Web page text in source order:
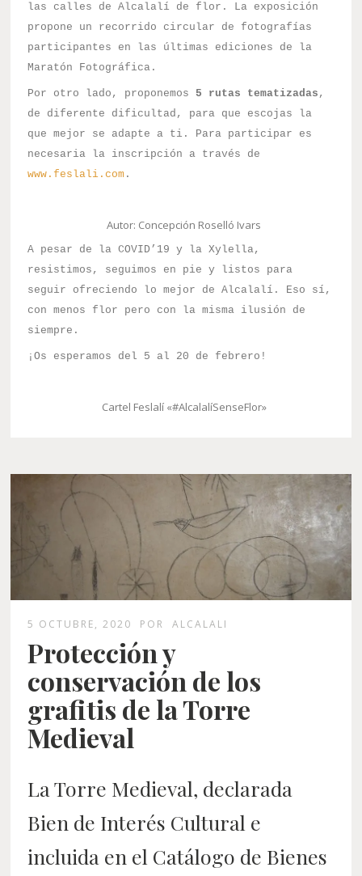
las calles de Alcalalí de flor. La exposición
propone un recorrido circular de fotografías
participantes en las últimas ediciones de la
Maratón Fotográfica.
Por otro lado, proponemos5 rutas tematizadas ,
de diferente dificultad, para que escojas la
que mejor se adapte a ti. Para participar es
necesaria la inscripción a través de
www.feslali.com .
Autor: Concepción Roselló Ivars
A pesar de la COVID’19 y la Xylella,
resistimos, seguimos en pie y listos para
seguir ofreciendo lo mejor de Alcalalí. Eso sí,
con menos flor pero con la misma ilusión de
siempre.
¡Os esperamos del 5 al 20 de febrero!
Cartel Feslalí «#AlcalalíSenseFlor»
5 OCTUBRE, 2020 POR ALCALALI
Protección y
conservación de los
grafitis de la Torre
Medieval
La Torre Medieval, declarada
Bien de Interés Cultural e
incluida en el Catálogo de Bienes